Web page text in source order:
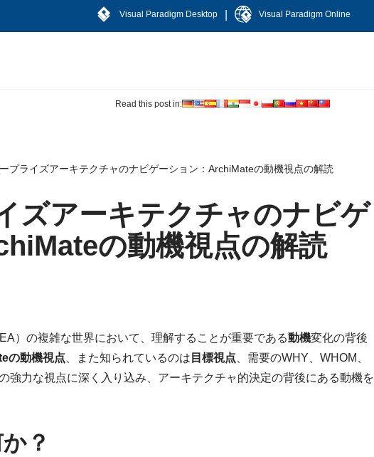
Visual Paradigm Desktop Visual Paradigm Online
Read this post in:
プライズアーキテクチャのナビゲーション：ArchiMateの動機視点の解読
ズアーキテクチャのナビゲ
の動機視点の解読
）の複雑な世界において、理解することが重要である動機変化の背後
の動機視点 、また知られているのは 目標視点 、需要のWHY、WHOM、
強力な視点に深く入り込み、アーキテクチャ的決定の背後にある動機を
？